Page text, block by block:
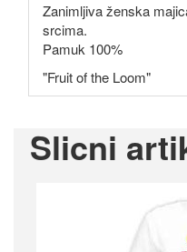
Zanimljiva ženska
srcima.
Pamuk 100%
"Fruit of the Loom"
Slicni